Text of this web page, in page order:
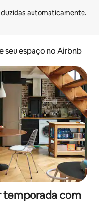
seu espaço no Airbnb
temporada com